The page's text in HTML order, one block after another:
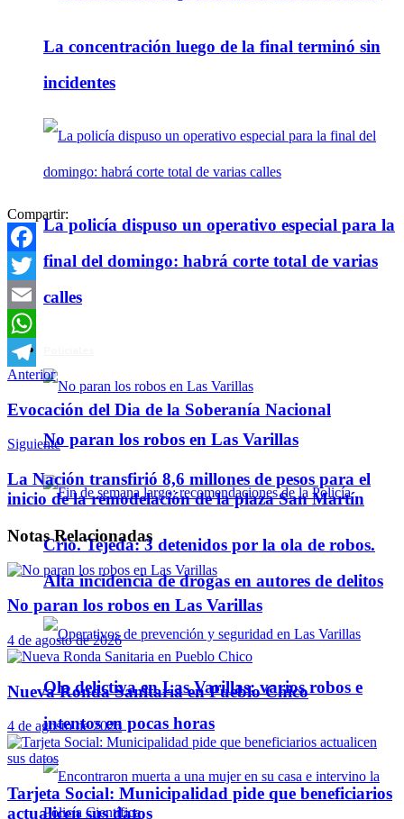
La concentración luego de la final terminó sin
incidentes
La policía dispuso un operativo especial para la
final del domingo: habrá corte total de varias
calles
No paran los robos en Las Varillas
Crio. Tejeda: 3 detenidos por la ola de robos.
Alta incidencia de drogas en autores de delitos
Ola delictiva en Las Varillas: varios robos e
intentos en pocas horas
Compartir:
Facebook
Twitter
Email
WhatsApp
Telegram
Anterior
Evocación del Dia de la Soberanía Nacional
Siguiente
La Nación transfirió 8,6 millones de pesos para el
inicio de la remodelación de la plaza San Martín
NotasRelacionadas
No paran los robos en Las Varillas
4 de agosto de 2026
Nueva Ronda Sanitaria en Pueblo Chico
4 de agosto de 2026
Tarjeta Social: Municipalidad pide que beneficiarios
actualicen sus datos